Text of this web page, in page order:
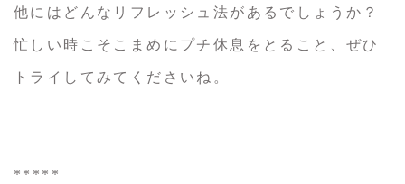
他にはどんなリフレッシュ法があるでしょうか？
忙しい時こそこまめにプチ休息をとること、ぜひ
トライしてみてくださいね。
*****